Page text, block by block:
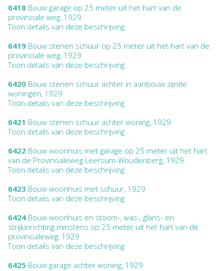
6418 Bouw garage op 25 meter uit het hart van de
provinciale weg, 1929
Toon details van deze beschrijving
6419 Bouw stenen schuur op 25 meter uit het hart van de
provinciale weg, 1929
Toon details van deze beschrijving
6420 Bouw stenen schuur achter in aanbouw zijnde
woningen, 1929
Toon details van deze beschrijving
6421 Bouw stenen schuur achter woning, 1929
Toon details van deze beschrijving
6422 Bouw woonhuis met garage op 25 meter uit het hart
van de Provincialeweg Leersum-Woudenberg, 1929
Toon details van deze beschrijving
6423 Bouw woonhuis met schuur, 1929
Toon details van deze beschrijving
6424 Bouw woonhuis en stoom-, was-, glans- en
strijkinrichting minstens op 25 meter uit het hart van de
provincialeweg, 1929
Toon details van deze beschrijving
6425 Bouw garage achter woning, 1929